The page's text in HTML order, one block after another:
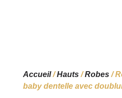
Accueil/Hauts/Robes/
baby dentelle avec